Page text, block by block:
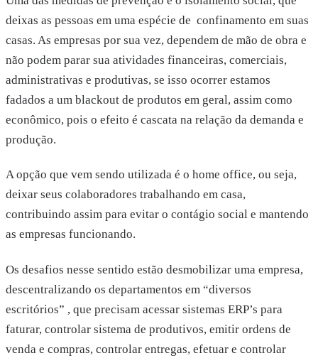
deixas as pessoas em uma espécie de confinamento em suas
casas. As empresas por sua vez, dependem de mão de obra e
não podem parar sua atividades financeiras, comerciais,
administrativas e produtivas, se isso ocorrer estamos
fadados a um blackout de produtos em geral, assim como
econômico, pois o efeito é cascata na relação da demanda e
produção.
A opção que vem sendo utilizada é o home office, ou seja,
deixar seus colaboradores trabalhando em casa,
contribuindo assim para evitar o contágio social e mantendo
as empresas funcionando.
Os desafios nesse sentido estão desmobilizar uma empresa,
descentralizando os departamentos em “diversos
escritórios” , que precisam acessar sistemas ERP’s para
faturar, controlar sistema de produtivos, emitir ordens de
venda e compras, controlar entregas, efetuar e controlar